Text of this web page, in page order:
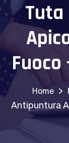
Tuta
Fuoco
>
Antipuntura
2